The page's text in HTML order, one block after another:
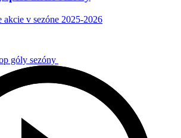
akcie v sezóne 2025-2026